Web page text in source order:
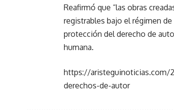
Reafirmó que “las obras
registrables bajo el régimen
protección del derecho de
humana.
https://aristeguinoticias.com/
derechos-de-autor